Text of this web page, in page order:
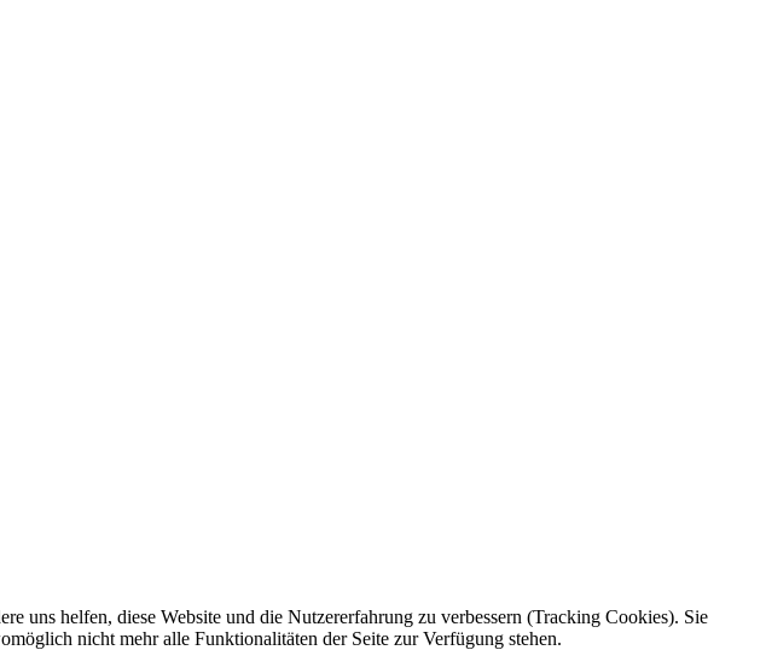
uns helfen, diese Website und die Nutzererfahrung zu verbessern (Tracking Cookies). Sie
nicht mehr alle Funktionalitäten der Seite zur Verfügung stehen.